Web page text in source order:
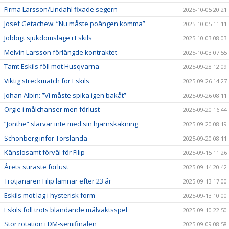
Firma Larsson/Lindahl fixade segern 2025-10-05 20:21
Josef Getachew: ”Nu måste poängen komma” 2025-10-05 11:11
Jobbigt sjukdomsläge i Eskils 2025-10-03 08:03
Melvin Larsson förlängde kontraktet 2025-10-03 07:55
Tamt Eskils föll mot Husqvarna 2025-09-28 12:09
Viktig streckmatch för Eskils 2025-09-26 14:27
Johan Albin: ”Vi måste spika igen bakåt” 2025-09-26 08:11
Orgie i målchanser men förlust 2025-09-20 16:44
”Jonthe” slarvar inte med sin hjärnskakning 2025-09-20 08:19
Schönberg inför Torslanda 2025-09-20 08:11
Känslosamt förväl för Filip 2025-09-15 11:26
Årets suraste förlust 2025-09-14 20:42
Trotjänaren Filip lämnar efter 23 år 2025-09-13 17:00
Eskils mot lag i hysterisk form 2025-09-13 10:00
Eskils föll trots bländande målvaktsspel 2025-09-10 22:50
Stor rotation i DM-semifinalen 2025-09-09 08:58